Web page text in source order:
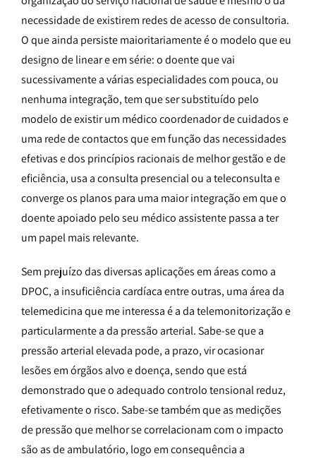
necessidade de existirem redes de acesso de consultoria.
O que ainda persiste maioritariamente é o modelo que eu
designo de linear e em série: o doente que vai
sucessivamente a várias especialidades com pouca, ou
nenhuma integração, tem que ser substituído pelo
modelo de existir um médico coordenador de cuidados e
uma rede de contactos que em função das necessidades
efetivas e dos princípios racionais de melhor gestão e de
eficiência, usa a consulta presencial ou a teleconsulta e
converge os planos para uma maior integração em que o
doente apoiado pelo seu médico assistente passa a ter
um papel mais relevante.
Sem prejuízo das diversas aplicações em áreas como a
DPOC, a insuficiência cardíaca entre outras, uma área da
telemedicina que me interessa é a da telemonitorização e
particularmente a da pressão arterial. Sabe-se que a
pressão arterial elevada pode, a prazo, vir ocasionar
lesões em órgãos alvo e doença, sendo que está
demonstrado que o adequado controlo tensional reduz,
efetivamente o risco. Sabe-se também que as medições
de pressão que melhor se correlacionam com o impacto
são as de ambulatório, logo em consequência a